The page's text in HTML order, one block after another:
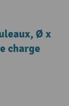
Ø x
charge